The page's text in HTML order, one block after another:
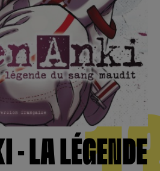
- LA LÉGENDE
S’inscrire